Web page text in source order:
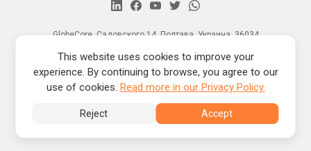
Продукция
Новости
О нас
2026 © GlobeCore
GlobeCore, Садовского 14, Полтава, Украина, 36034
This website uses cookies to improve your
experience. By continuing to browse, you agree to our
use of cookies. Read more in our Privacy Policy.
Reject Accept